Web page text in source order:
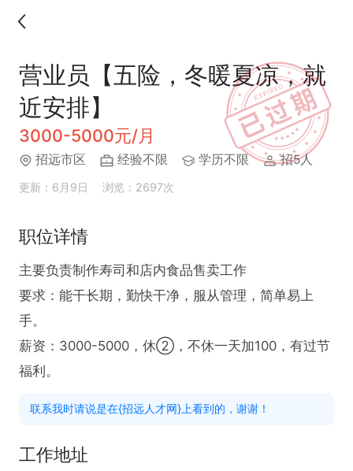
营业员【五险，冬暖夏凉，就
近安排】
3000-5000元/月
招远市区 经验不限 学历不限 招5人
更新：6月9日 浏览：2697次
职位详情
主要负责制作寿司和店内食品售卖工作
要求：能干长期，勤快干净，服从管理，简单易上
手。
薪资：3000-5000，休②，不休一天加100，有过节
福利。
联系我时请说是在{招远人才网}上看到的，谢谢！
工作地址